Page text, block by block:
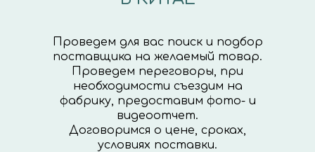
Проведем для вас поиск и подбор
поставщика на желаемый товар.
Проведем переговоры, при
необходимости съездим на
фабрику, предоставим фото- и
видеоотчет.
Договоримся о цене, сроках,
условиях поставки.